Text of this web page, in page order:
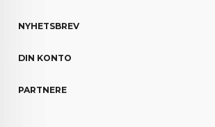
NYHETSBREV
DIN KONTO
PARTNERE